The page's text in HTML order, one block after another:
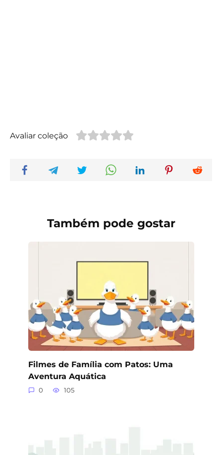
Avaliar coleção
Também pode gostar
Filmes de Família com Patos: Uma
Aventura Aquática
0 105